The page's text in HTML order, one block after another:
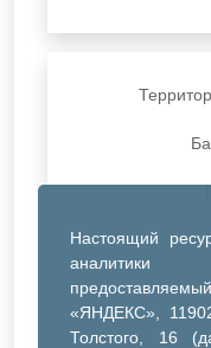
Настоящий
аналитики
«ЯНДЕКС»,
Толстого, 16